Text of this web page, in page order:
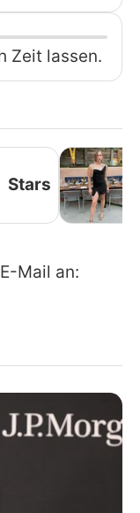
Zeit lassen.
Stars
Mail an: